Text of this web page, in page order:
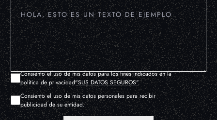
Consiento el uso de mis datos para los fines indicados en la
política de privacidad"SUS DATOS SEGUROS".
Consiento el uso de mis datos personales para recibir
publicidad de su entidad.